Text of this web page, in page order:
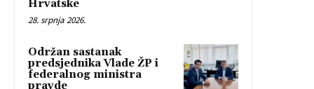
Hrvatske
28. srpnja 2026.
Održan sastanak
predsjednika Vlade ŽP i
federalnog ministra
pravde